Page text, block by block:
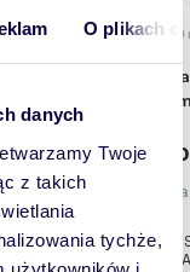
O plikach
danych
Twoje
z takich
tychże,
1000
449
PRAWA